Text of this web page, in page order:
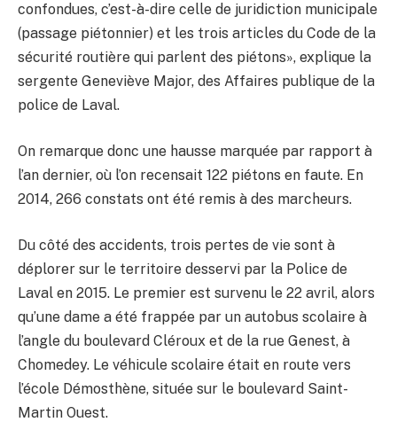
confondues, c’est-à-dire celle de juridiction municipale
(passage piétonnier) et les trois articles du Code de la
sécurité routière qui parlent des piétons», explique la
sergente Geneviève Major, des Affaires publique de la
police de Laval.
On remarque donc une hausse marquée par rapport à
l’an dernier, où l’on recensait 122 piétons en faute. En
2014, 266 constats ont été remis à des marcheurs.
Du côté des accidents, trois pertes de vie sont à
déplorer sur le territoire desservi par la Police de
Laval en 2015. Le premier est survenu le 22 avril, alors
qu’une dame a été frappée par un autobus scolaire à
l’angle du boulevard Cléroux et de la rue Genest, à
Chomedey. Le véhicule scolaire était en route vers
l’école Démosthène, située sur le boulevard Saint-
Martin Ouest.